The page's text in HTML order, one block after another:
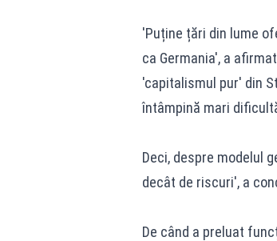
'Puține țări din lume
ca Germania', a
'capitalismul pur' din
întâmpină mari
Deci, despre modelul
decât de riscuri', a
De când a preluat